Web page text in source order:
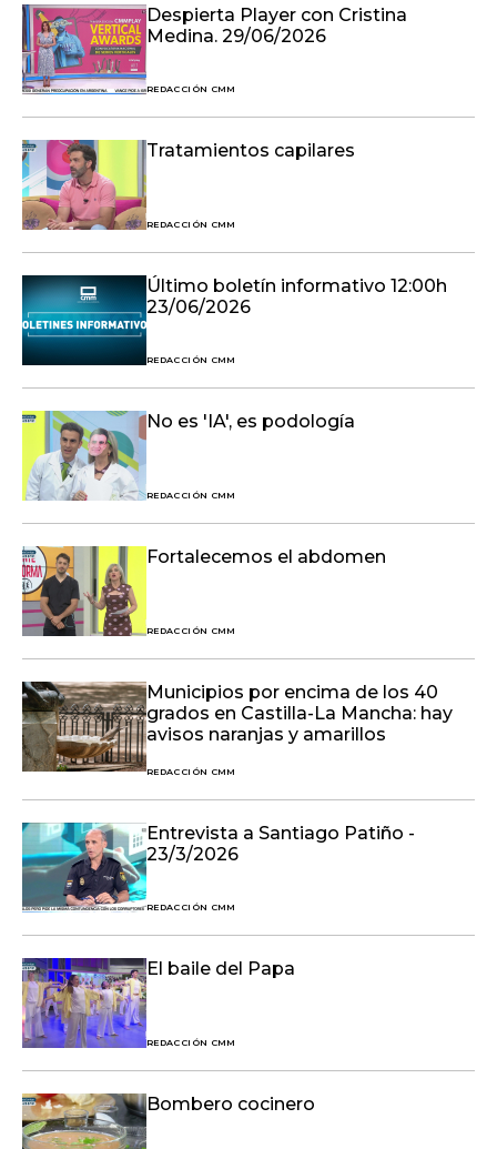
Despierta Player con Cristina
Medina. 29/06/2026
REDACCIÓN CMM
Tratamientos capilares
REDACCIÓN CMM
Último boletín informativo 12:00h
23/06/2026
REDACCIÓN CMM
No es 'IA', es podología
REDACCIÓN CMM
Fortalecemos el abdomen
REDACCIÓN CMM
Municipios por encima de los 40
grados en Castilla-La Mancha: hay
avisos naranjas y amarillos
REDACCIÓN CMM
Entrevista a Santiago Patiño -
23/3/2026
REDACCIÓN CMM
El baile del Papa
REDACCIÓN CMM
Bombero cocinero